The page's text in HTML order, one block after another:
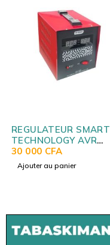
REGULATEUR SMART
TECHNOLOGY AVR
2000VA
30 000 CFA
Ajouter au panier